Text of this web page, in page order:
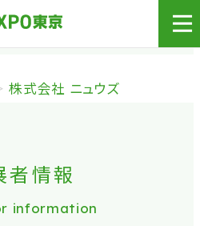
の入場には
が必要です。
（プレス）
した商談会であり、
株式会社 ニュウズ
者情報
information